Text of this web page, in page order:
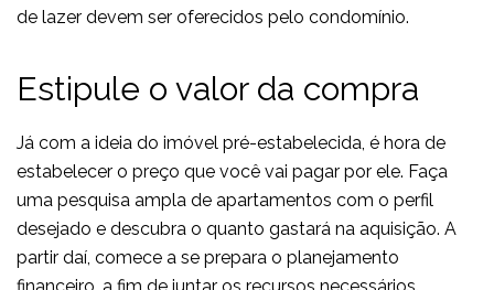
de lazer devem ser oferecidos pelo condomínio.
Estipule o valor da compra
Já com a ideia do imóvel pré-estabelecida, é hora de
estabelecer o preço que você vai pagar por ele. Faça
uma pesquisa ampla de apartamentos com o perfil
desejado e descubra o quanto gastará na aquisição. A
partir daí, comece a se prepara o planejamento
financeiro, a fim de juntar os recursos necessários.